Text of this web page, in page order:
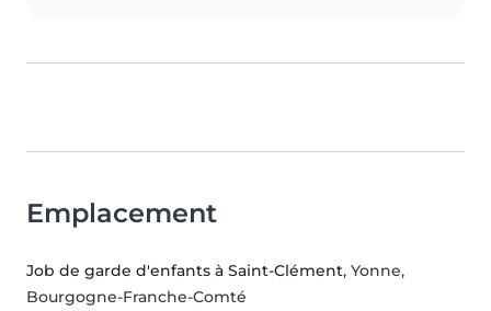
Emplacement
Job de garde d'enfants à Saint-Clément, Yonne,
Bourgogne-Franche-Comté